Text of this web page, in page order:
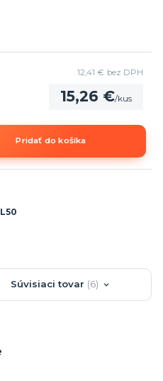
15,26 €/kus
12,41 € bez DPH
Pridať do košíka
Súvisiaci tovar 6